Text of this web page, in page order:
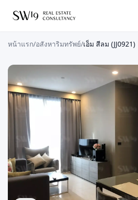
หน้าแรก/อสังหาริมทรัพย์/เอ็ม สีลม (JJ0921)